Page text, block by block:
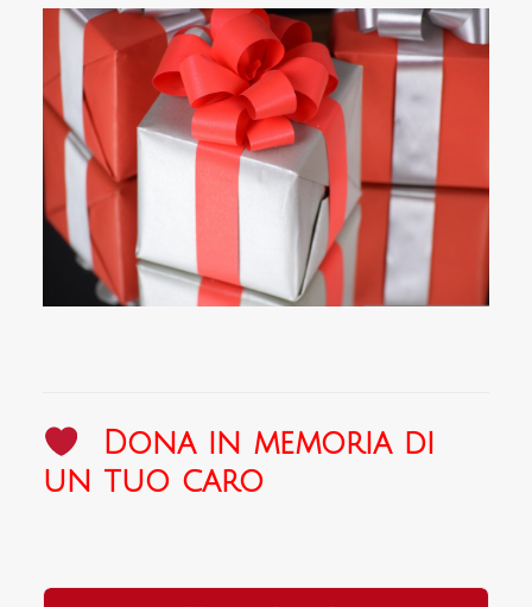
Dona in memoria di
un tuo caro